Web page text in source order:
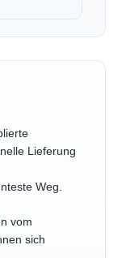
Lieferung
Weg.
vom
sich